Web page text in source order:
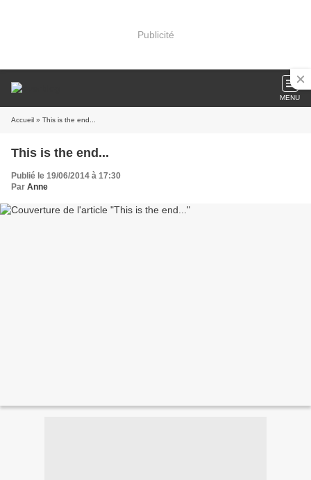
Publicité
MENU
Accueil » This is the end...
This is the end...
Publié le 19/06/2014 à 17:30
Par Anne